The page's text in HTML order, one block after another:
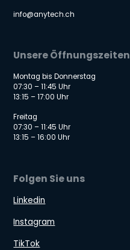
info@anytech.ch
Unsere Öffnungszeiten
Montag bis Donnerstag
07:30 – 11:45 Uhr
13:15 – 17:00 Uhr
Freitag
07:30 – 11:45 Uhr
13:15 – 16:00 Uhr
Folgen Sie uns
Linkedin
Instagram
TikTok